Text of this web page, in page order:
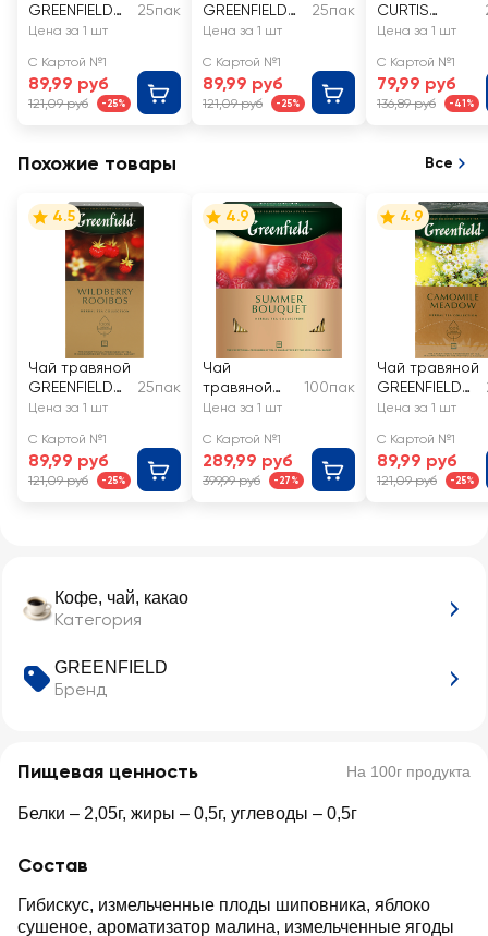
Кофе, чай, какао
Категория
GREENFIELD
Бренд
Пищевая ценность На 100г продукта
Белки – 2,05г, жиры – 0,5г, углеводы – 0,5г
Состав
Гибискус, измельченные плоды шиповника, яблоко
сушеное, ароматизатор малина, измельченные ягоды
GREENFIELD
Green Melissa
25пак
Цена за 1 шт
С Картой №1
89,99 руб
121,09 руб -25%
GREENFIELD
Spring Melody
25пак
Цена за 1 шт
С Картой №1
89,99 руб
121,09 руб -25%
CURTIS
Hawaii
Цена за 1 шт
С Картой №1
79,99 руб
136,89 руб -41%
Похожие товары Все
4.5
Чай травяной
GREENFIELD
Wildberry
25пак
Цена за 1 шт
С Картой №1
89,99 руб
121,09 руб -25%
4.9
Чай
травяной
GREENFIELD
Bouquet
100пак
Цена за 1 шт
С Картой №1
289,99 руб
399,99 руб -27%
4.9
Чай травяной
GREENFIELD
Camomile
Цена за 1 шт
С Картой №1
89,99 руб
121,09 руб -25%